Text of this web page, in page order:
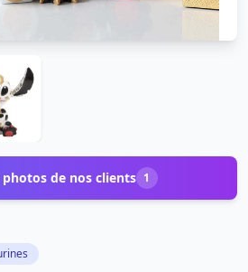
photos de nos clients 1